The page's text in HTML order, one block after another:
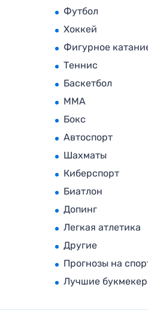
Футбол
Хоккей
Фигурное
Теннис
Баскетбол
MMA
Бокс
Автоспорт
Шахматы
Киберспорт
Биатлон
Допинг
Легкая атлетика
Другие
Прогнозы на
Лучшие